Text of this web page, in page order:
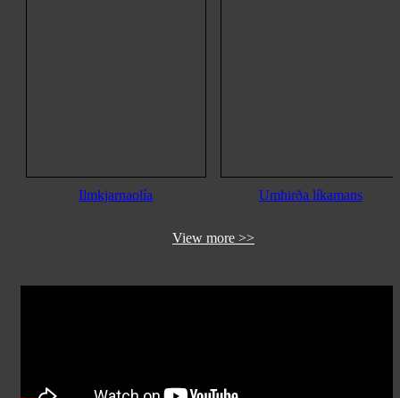
Ilmkjarnaolía Umhirða líkamans
View more >>